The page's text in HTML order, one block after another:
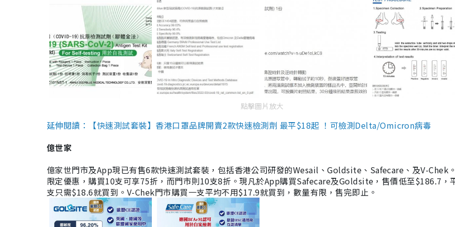
點擊圖片放大
延伸閱讀：【快速測試套裝】香港口罩品牌開賣2款快速檢測劑 最平$18起 ！可檢測Delta/Omicron病毒
億世家
億家世門市及App現已有售6款快速測試套裝，包括香港公司研發的Wesail、Goldsite、Safecare、及V-Chek
限定優惠，購買10支可享75折，而門市則10支8折。現凡於App購買Safecare及Goldsite，售價低至$186.7，
支只需$18.6就買到。V-Chek門市購買一支平均不用$17.9就買到，數量有限，售完即止。